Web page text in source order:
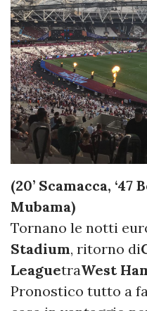
(20’ Scamacca, ‘47
Mubama)
Tornano le notti
Stadium, ritorno di
LeaguetraWest
Pronostico tutto a